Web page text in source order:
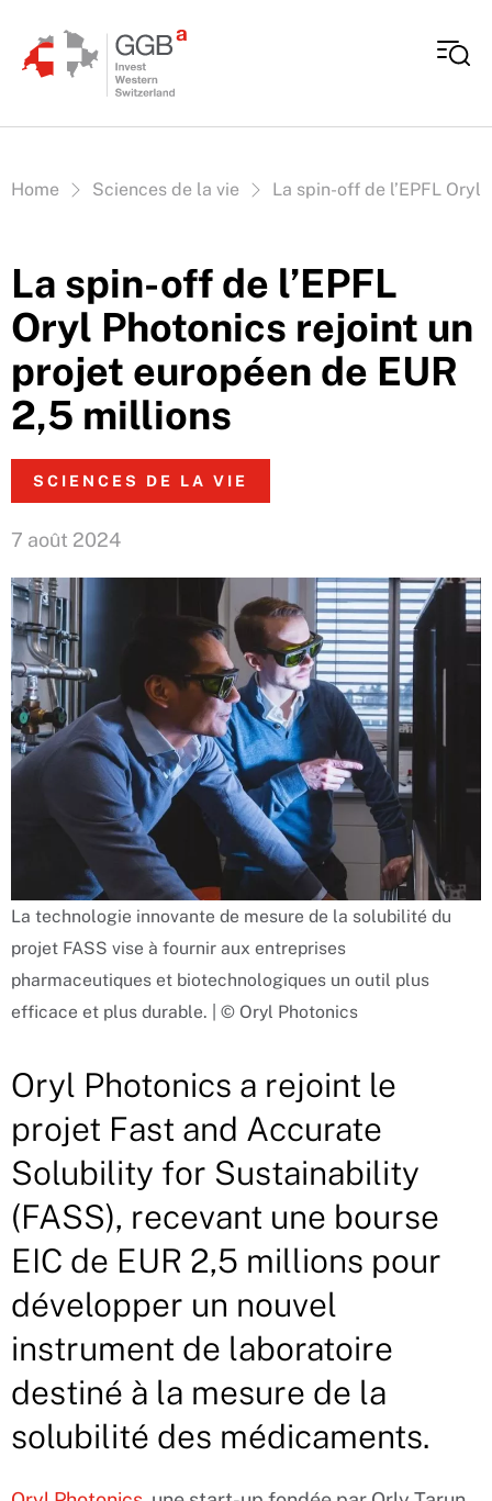
Vous êtes ici:
Home Sciences de la vie La spin-off de l’EPFL
La spin-off de l’EPFL
Oryl Photonics rejoint un
projet européen de EUR
2,5 millions
SCIENCES DE LA VIE
7 août 2024
La technologie innovante de mesure de la solubilité du
projet FASS vise à fournir aux entreprises
pharmaceutiques et biotechnologiques un outil plus
efficace et plus durable. | © Oryl Photonics
Oryl Photonics a rejoint le
projet Fast and Accurate
Solubility for Sustainability
(FASS), recevant une bourse
EIC de EUR 2,5 millions pour
développer un nouvel
instrument de laboratoire
destiné à la mesure de la
solubilité des médicaments.